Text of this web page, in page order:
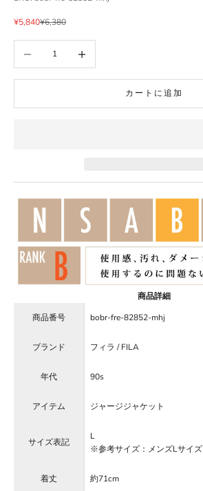
セール価格
¥5,840通常価格
¥6,380
カートに追加
商品詳細
商品番号
bobr-fre-82852-mhj
ブランド フィラ / FILA
年代 90s
アイテム ジャージジャケット
サイズ表記
L
※参考サイズ：メンズLサイズ
着丈 約71cm